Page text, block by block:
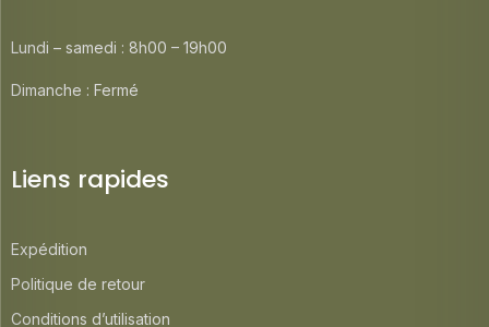
Lundi – samedi : 8h00 – 19h00
Dimanche : Fermé
Liens rapides
Expédition
Politique de retour
Conditions d’utilisation